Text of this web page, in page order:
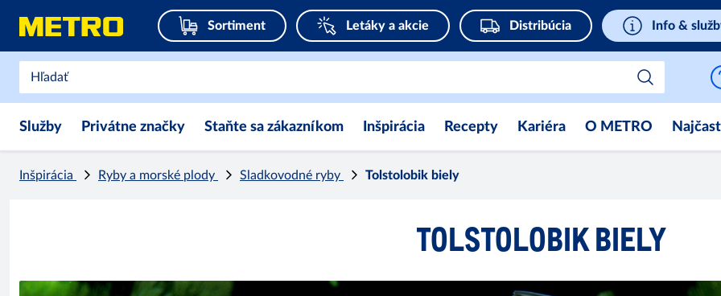
Sortiment Letáky a akcie Distribúcia Info &
Služby Privátne značky Staňte sa zákazníkom Inšpirácia Recepty Kariéra O METRO
Inšpirácia Ryby a morské plody Sladkovodné ryby Tolstolobik biely
TOLSTOLOBIK BIELY